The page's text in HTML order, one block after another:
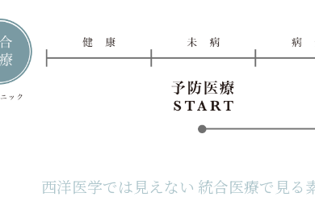
西洋医学では見えない 統合医療で見る